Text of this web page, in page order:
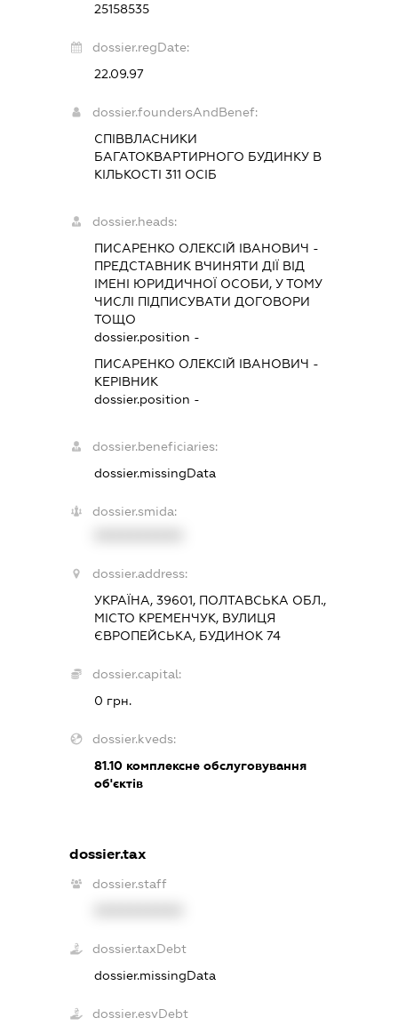
25158535
dossier.regDate:
22.09.97
dossier.foundersAndBenef:
СПІВВЛАСНИКИ
БАГАТОКВАРТИРНОГО БУДИНКУ В
КІЛЬКОСТІ 311 ОСІБ
dossier.heads:
ПИСАРЕНКО ОЛЕКСІЙ ІВАНОВИЧ -
ПРЕДСТАВНИК ВЧИНЯТИ ДІЇ ВІД
ІМЕНІ ЮРИДИЧНОЇ ОСОБИ, У ТОМУ
ЧИСЛІ ПІДПИСУВАТИ ДОГОВОРИ
ТОЩО
dossier.position -
ПИСАРЕНКО ОЛЕКСІЙ ІВАНОВИЧ -
КЕРІВНИК
dossier.position -
dossier.beneficiaries:
dossier.missingData
dossier.smida:
dossier.address:
УКРАЇНА, 39601, ПОЛТАВСЬКА ОБЛ.,
МІСТО КРЕМЕНЧУК, ВУЛИЦЯ
ЄВРОПЕЙСЬКА, БУДИНОК 74
dossier.capital:
0 грн.
dossier.kveds:
81.10комплексне обслуговування
об'єктів
dossier.tax
dossier.staff
dossier.taxDebt
dossier.missingData
dossier.esvDebt